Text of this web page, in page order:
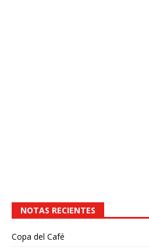
NOTAS RECIENTES
Copa del Café